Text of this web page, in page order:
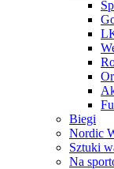
Biegi
Nordic
Sztuki
Na